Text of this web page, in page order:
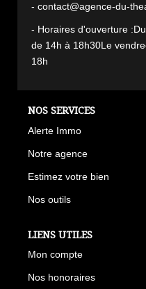
- contact@agence-du-
- Horaires d'ouverture
de 14h à 18h30Le
18h
NOS SERVICES
Alerte Immo
Notre agence
Estimez votre bien
Nos outils
LIENS UTILES
Mon compte
Nos honoraires